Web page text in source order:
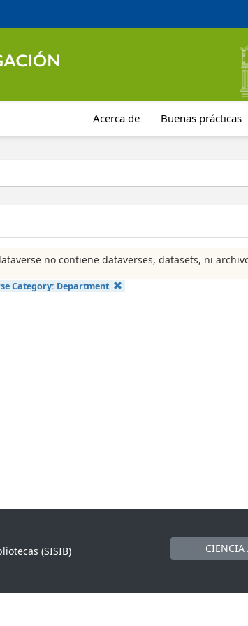
Acerca de Buenas prácticas
no contiene dataverses, datasets, ni
Category: Department
(SISIB)
CIENCIA